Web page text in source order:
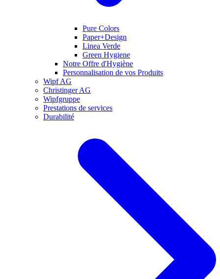
Pure Colors
Paper+Design
Linea Verde
Green Hygiene
Notre Offre d'Hygiène
Personnalisation de vos Produits
Wipf AG
Christinger AG
Wipfgruppe
Prestations de services
Durabilité